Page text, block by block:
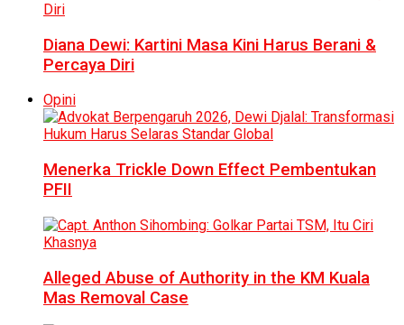
Diana Dewi: Kartini Masa Kini Harus Berani &
Percaya Diri
Opini
Menerka Trickle Down Effect Pembentukan
PFII
Alleged Abuse of Authority in the KM Kuala
Mas Removal Case